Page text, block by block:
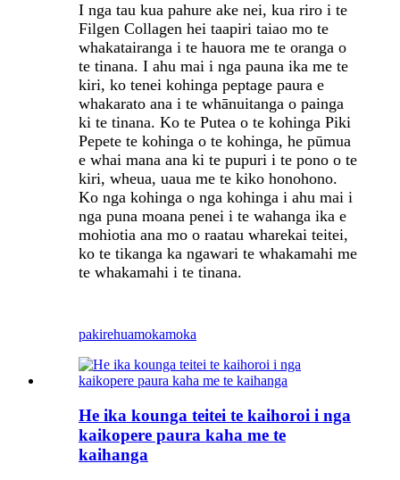
I nga tau kua pahure ake nei, kua riro i te
Filgen Collagen hei taapiri taiao mo te
whakatairanga i te hauora me te oranga o
te tinana. I ahu mai i nga pauna ika me te
kiri, ko tenei kohinga peptage paura e
whakarato ana i te whānuitanga o painga
ki te tinana. Ko te Putea o te kohinga Piki
Pepete te kohinga o te kohinga, he pūmua
e whai mana ana ki te pupuri i te pono o te
kiri, wheua, uaua me te kiko honohono.
Ko nga kohinga o nga kohinga i ahu mai i
nga puna moana penei i te wahanga ika e
mohiotia ana mo o raatau wharekai teitei,
ko te tikanga ka ngawari te whakamahi me
te whakamahi i te tinana.
pakirehuamokamoka
He ika kounga teitei te kaihoroi i nga
kaikopere paura kaha me te
kaihanga